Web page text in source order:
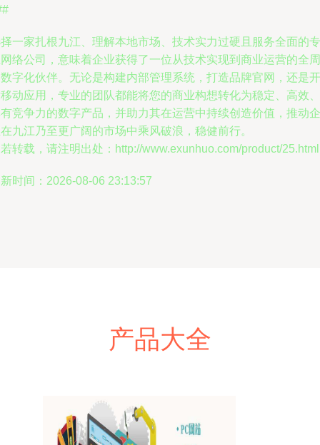
一家扎根九江、理解本地市场、技术实力过硬且服务全面的专
络公司，意味着企业获得了一位从技术实现到商业运营的全周
字化伙伴。无论是构建内部管理系统，打造品牌官网，还是开
动应用，专业的团队都能将您的商业构想转化为稳定、高效、
竞争力的数字产品，并助力其在运营中持续创造价值，推动企
九江乃至更广阔的市场中乘风破浪，稳健前行。
转载，请注明出处：http://www.exunhuo.com/product/25.html
时间：2026-08-06 23:13:57
产品大全